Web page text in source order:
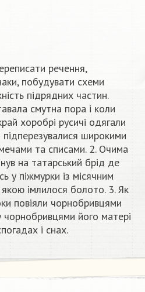
речення,
побудувати схеми
підрядних частин.
смутна пора і коли
хоробрі русичі одягали
підперезувалися широкими
та списами. 2. Очима
на татарський брід де
у піжмурки із місячним
імлилося болото. 3. Як
повіяли чорнобривцями
його матері
і снах.